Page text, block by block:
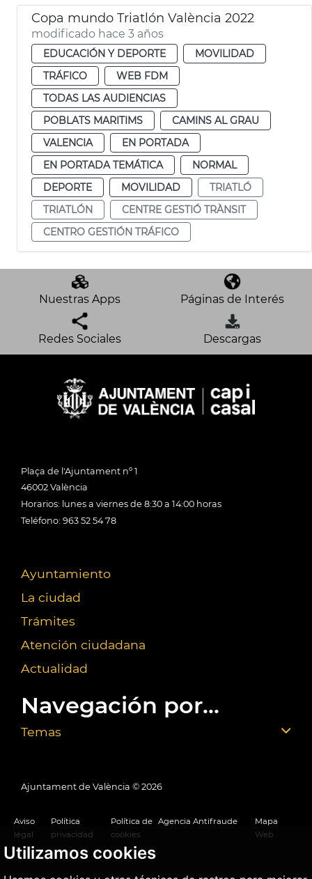
Utilizamos cookies
Copa mundo Triatlón València 2022
modificado hace 3 años
EDUCACIÓN Y DEPORTE
MOVILIDAD
TRÁFICO
WEB FDM
TODAS LAS AUDIENCIAS
POBLATS MARITIMS
CAMINS AL GRAU
VALENCIA
EN PORTADA
EN PORTADA TEMÁTICA
NORMAL
DEPORTE
MOVILIDAD
TRIATLÓ
TRIATLÓN
CENTRE GESTIÓ TRÀNSIT
CENTRO GESTIÓN TRÁFICO
Nuestras Apps Páginas de Interés
Redes Sociales Descargas
Plaça de l'Ajuntament nº 1
46002 València
Horarios: lunes a viernes de 8:30 a 14:00 horas
Teléfono: 963 52 54 78
Ayuntamiento
La ciudad
Trámites
Atención ciudadana
Actualidad
Navegación por...
Temas
Ajuntament de València © 2026
Aviso
legal
Política
privacidad
Política de
cookies
Agencia Antifraude
Mapa
Web